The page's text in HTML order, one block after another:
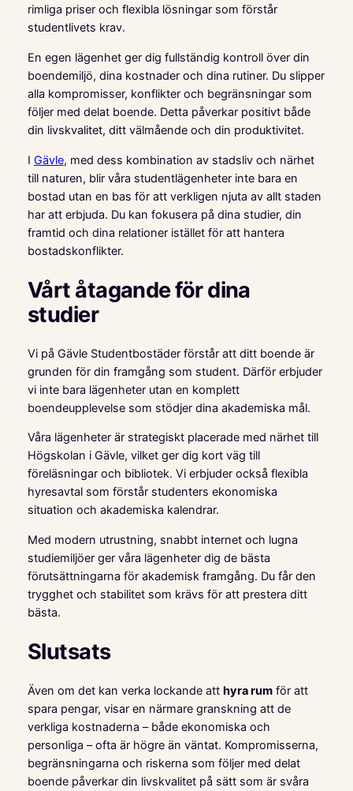
rimliga priser och flexibla lösningar som förstår
studentlivets krav.
En egen lägenhet ger dig fullständig kontroll över din
boendemiljö, dina kostnader och dina rutiner. Du slipper
alla kompromisser, konflikter och begränsningar som
följer med delat boende. Detta påverkar positivt både
din livskvalitet, ditt välmående och din produktivitet.
I Gävle, med dess kombination av stadsliv och närhet
till naturen, blir våra studentlägenheter inte bara en
bostad utan en bas för att verkligen njuta av allt staden
har att erbjuda. Du kan fokusera på dina studier, din
framtid och dina relationer istället för att hantera
bostadskonflikter.
Vårt åtagande för dina
studier
Vi på Gävle Studentbostäder förstår att ditt boende är
grunden för din framgång som student. Därför erbjuder
vi inte bara lägenheter utan en komplett
boendeupplevelse som stödjer dina akademiska mål.
Våra lägenheter är strategiskt placerade med närhet till
Högskolan i Gävle, vilket ger dig kort väg till
föreläsningar och bibliotek. Vi erbjuder också flexibla
hyresavtal som förstår studenters ekonomiska
situation och akademiska kalendrar.
Med modern utrustning, snabbt internet och lugna
studiemiljöer ger våra lägenheter dig de bästa
förutsättningarna för akademisk framgång. Du får den
trygghet och stabilitet som krävs för att prestera ditt
bästa.
Slutsats
Även om det kan verka lockande att hyra rumför att
spara pengar, visar en närmare granskning att de
verkliga kostnaderna – både ekonomiska och
personliga – ofta är högre än väntat. Kompromisserna,
begränsningarna och riskerna som följer med delat
boende påverkar din livskvalitet på sätt som är svåra